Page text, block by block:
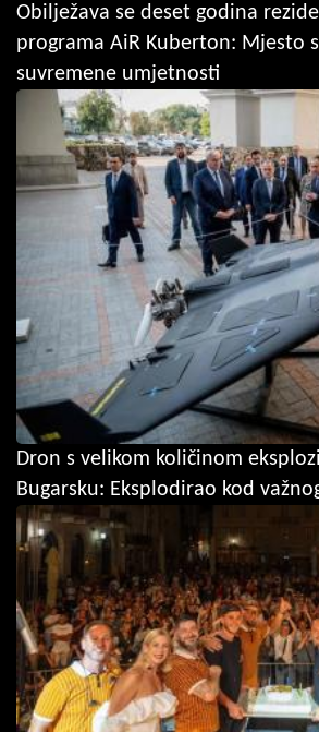
Obilježava se deset godina
programa AiR Kuberton: Mjesto
suvremene umjetnosti
Dron s velikom količinom
Bugarsku: Eksplodirao kod